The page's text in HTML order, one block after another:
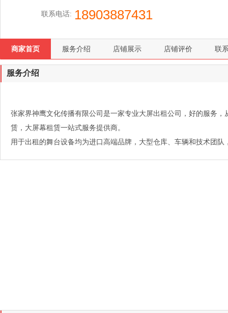
联系电话: 18903887431
商家首页 服务介绍 店铺展示 店铺评价 联
服务介绍
张家界神鹰文化传播有限公司是一家专业大屏出租公司，好的服务
赁，大屏幕租赁一站式服务提供商。
用于出租的舞台设备均为进口高端品牌，大型仓库、车辆和技术团